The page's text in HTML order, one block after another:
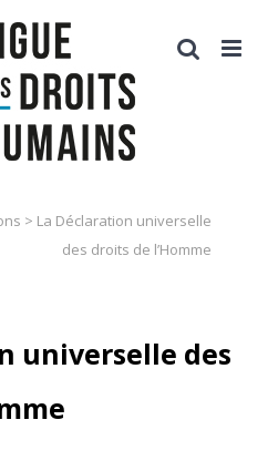
> La Déclaration universelle
des droits de l’Homme
universelle des